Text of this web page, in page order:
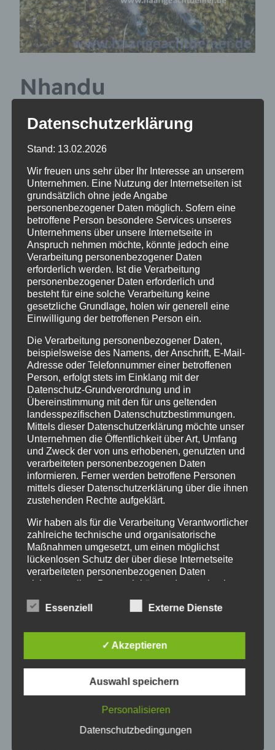
Nhandu
coloratovillosum
15,00€
ca.1,5 cm
Nhandu
coloratovillosum
Menge
In den Warenkorb
Kategorie:unbestimmte Vogelspinnen
Beschreibung
Beschreibung
Ähnliche Produkte
Datenschutzerklärung
Stand: 13.02.2026
Wir freuen uns sehr über Ihr Interesse an unserem
Unternehmen. Eine Nutzung der Internetseiten ist
grundsätzlich ohne jede Angabe
personenbezogener Daten möglich. Sofern eine
betroffene Person besondere Services unseres
Unternehmens über unsere Internetseite in
Anspruch nehmen möchte, könnte jedoch eine
Verarbeitung personenbezogener Daten
erforderlich werden. Ist die Verarbeitung
personenbezogener Daten erforderlich und
besteht für eine solche Verarbeitung keine
gesetzliche Grundlage, holen wir generell eine
Einwilligung der betroffenen Person ein.
Die Verarbeitung personenbezogener Daten,
beispielsweise des Namens, der Anschrift, E-Mail-
Adresse oder Telefonnummer einer betroffenen
Person, erfolgt stets im Einklang mit der
Datenschutz-Grundverordnung und in
Übereinstimmung mit den für uns geltenden
landesspezifischen Datenschutzbestimmungen.
Mittels dieser Datenschutzerklärung möchte unser
Unternehmen die Öffentlichkeit über Art, Umfang
und Zweck der von uns erhobenen, genutzten und
verarbeiteten personenbezogenen Daten
informieren. Ferner werden betroffene Personen
mittels dieser Datenschutzerklärung über die ihnen
zustehenden Rechte aufgeklärt.
Wir haben als für die Verarbeitung Verantwortlicher
zahlreiche technische und organisatorische
Maßnahmen umgesetzt, um einen möglichst
lückenlosen Schutz der über diese Internetseite
verarbeiteten personenbezogenen Daten
sicherzustellen. Dennoch können Internetbasierte
Sicherheitslücken aufweisen, sodass ein absoluter
diesem Grund steht es jeder betroffenen Person
frei, personenbezogene Daten auch auf
alternativen Wegen, beispielsweise telefonisch, an
uns zu übermitteln.
Die Datenschutzerklärung beruht auf den
Begrifflichkeiten, die durch den Europäischen
Richtlinien- und Verordnungsgeber beim Erlass
Essenziell Externe Dienste
✓ Akzeptieren
Auswahl speichern
Personalisieren
Datenschutzbedingungen